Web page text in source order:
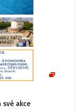
akce